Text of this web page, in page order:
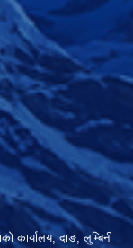
कार्यालय, दाङ, लुम्बिनी